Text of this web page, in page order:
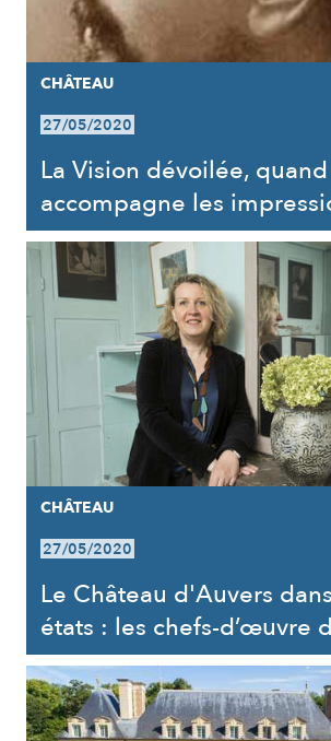
CHÂTEAU
27/05/2020
La Vision dévoilée,
accompagne les
CHÂTEAU
27/05/2020
Le Château d'Auvers
états : les chefs-d’œuvre